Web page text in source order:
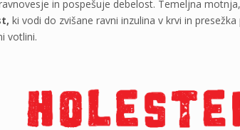
in pospešuje debelost. Temeljna
ki vodi do zvišane ravni inzulina v krvi in
votlini.